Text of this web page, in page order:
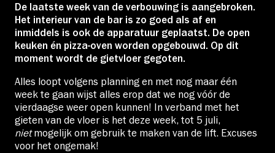
De laatste week van de verbouwing is aangebroken.
Het interieur van de bar is zo goed als af en
inmiddels is ook de apparatuur geplaatst. De open
keuken én pizza-oven worden opgebouwd. Op dit
moment wordt de gietvloer gegoten.
Alles loopt volgens planning en met nog maar één
week te gaan wijst alles erop dat we nog vóór de
vierdaagse weer open kunnen! In verband met het
gieten van de vloer is het deze week, tot 5 juli,
nietmogelijk om gebruik te maken van de lift. Excuses
voor het ongemak!